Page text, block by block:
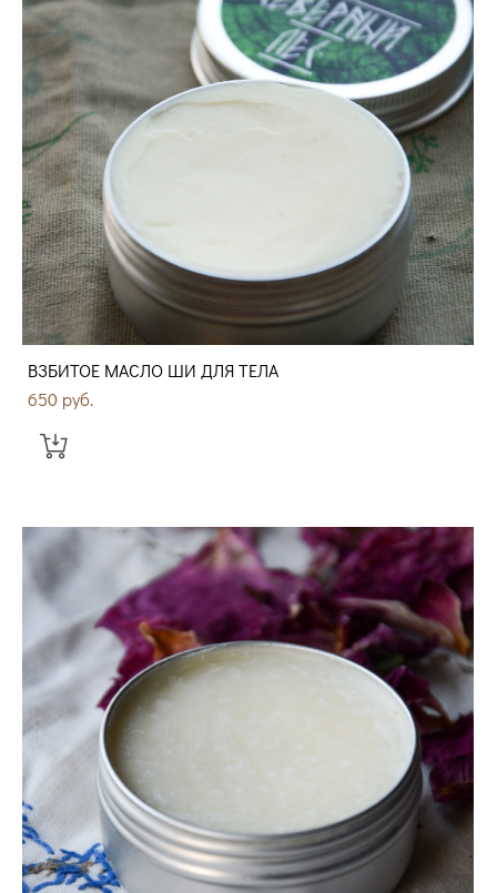
ВЗБИТОЕ МАСЛО ШИ ДЛЯ ТЕЛА
650 pуб.